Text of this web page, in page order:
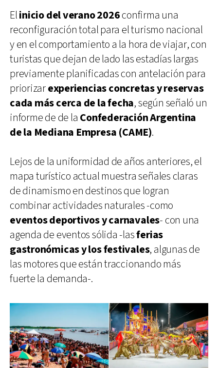
Elinicio del verano 2026confirma una
reconfiguración total para el turismo nacional
y en el comportamiento a la hora de viajar, con
turistas que dejan de lado las estadías largas
previamente planificadas con antelación para
priorizarexperiencias concretas y reservas
cada más cerca de la fecha, según señaló un
informe de de la Confederación Argentina
de la Mediana Empresa (CAME).
Lejos de la uniformidad de años anteriores, el
mapa turístico actual muestra señales claras
de dinamismo en destinos que logran
combinar actividades naturales -como
eventos deportivos y carnavales- con una
agenda de eventos sólida -lasferias
gastronómicas y los festivales, algunas de
las motores que están traccionando más
fuerte la demanda-.